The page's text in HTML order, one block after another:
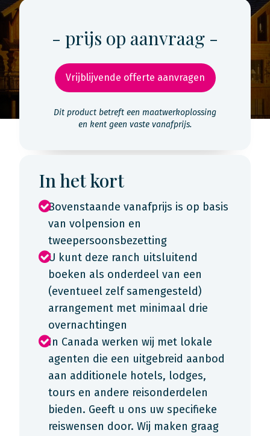
- prijs op aanvraag -
Vrijblijvende offerte aanvragen
Dit product betreft een maatwerkoplossing
en kent geen vaste vanafprijs.
In het kort
Bovenstaande vanafprijs is op basis
van volpension en
tweepersoonsbezetting
U kunt deze ranch uitsluitend
boeken als onderdeel van een
(eventueel zelf samengesteld)
arrangement met minimaal drie
overnachtingen
In Canada werken wij met lokale
agenten die een uitgebreid aanbod
aan additionele hotels, lodges,
tours en andere reisonderdelen
bieden. Geeft u ons uw specifieke
reiswensen door. Wij maken graag